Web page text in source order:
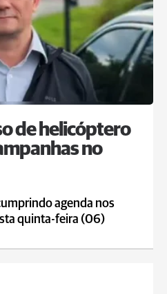
de helicóptero
no
agenda nos
quinta-feira (06)